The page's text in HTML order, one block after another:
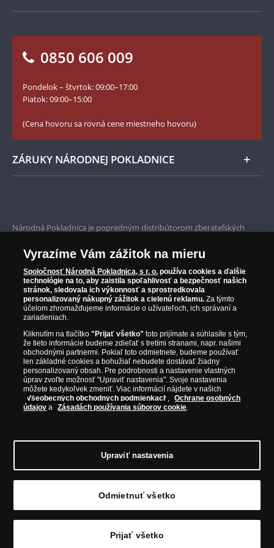
100. výročie vzniku Česko-Slovenska
Numizmatické novinky
Blog Pokladnica mincí
Facebook Národnej Pokladnice
YouTube Národnej Pokladnice
0850 606 009
Pondelok – štvrtok: 09:00–17:00
Piatok: 09:00–15:00
(Cena hovoru sa rovná cene miestneho hovoru)
ZÁRUKY NÁRODNEJ POKLADNICE
Iba originálne produkty
Národná Pokladnica je popredným distribútorom zberateľských
od roku 2010.
Národná Pokladnica je oficiálnym distribútorom numizmatických
emisií z viac ako 50 krajín, vrátane známych mincovní a emitentov
ako je Britská kráľovská mincovňa, Kráľovská kanadská mincovňa,
Parížska mincovňa, Nórska mincovňa, Fínska mincovňa alebo
Austrálska mincovňa Perth. Spoločnosť svojim zákazníkom a
zberateľom garantuje, že všetky produkty sú v originálnej a v
autentickosti.
Bratislava 811 07, Tel.: 0850 606 009E-mail: info@narodnapokladnica.sk,
odkaz
Vyrazíme Vám zážitok na mieru
Spoločnosť Národná Pokladnica, s r. o. používa cookies a ďalšie
technológie na to, aby zaistila spoľahlivosť a bezpečnosť našich
stránok, sledovala ich výkonnosť a sprostredkovala
personalizovaný nákupný zážitok a cielenú reklamu. Za týmto
účelom zhromažďujeme informácie o užívateľoch, ich správaní a
zariadeniach.
Kliknutím na tlačítko"Prijať všetko" toto prijímate a súhlasíte s tým,
že tieto informácie budeme zdieľať s tretími stranami, napr. našimi
obchodnými partnermi. Pokiaľ toto odmietnete, budeme používať
len základné cookies a bohužiaľ nebudete dostávať žiadny
personalizovaný obsah. Pre podrobnosti a nastavenie vlastných
úprav zvoľte možnosť "Upraviť nastavenia". Svoje nastavenia
môžete kedykoľvek zmeniť. Viac informácií nájdete v našich
Všeobecných obchodných podmienkach ,
Ochrane osobných
údajov a Zásadách používania súborov cookie.
Upraviť nastavenia
Odmietnuť všetko
Prijať všetko